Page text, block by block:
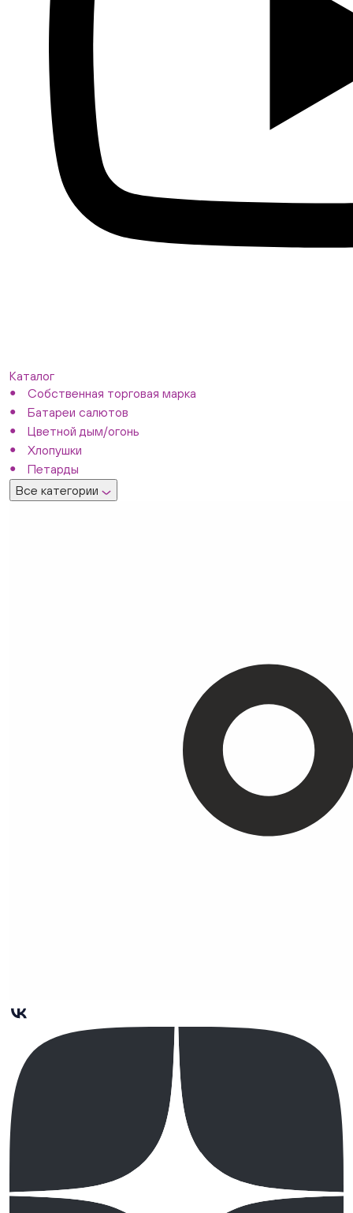
Каталог
Собственная торговая марка
Батареи салютов
Цветной дым/огонь
Хлопушки
Петарды
Все категории